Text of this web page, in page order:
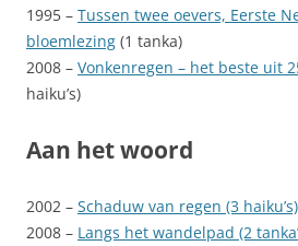
1995 – Tussen twee oevers, Eerste
bloemlezing (1 tanka)
2008 – Vonkenregen – het beste uit
haiku’s)
Aan het woord
2002 – Schaduw van regen (3 haiku’s)
2008 – Langs het wandelpad (2